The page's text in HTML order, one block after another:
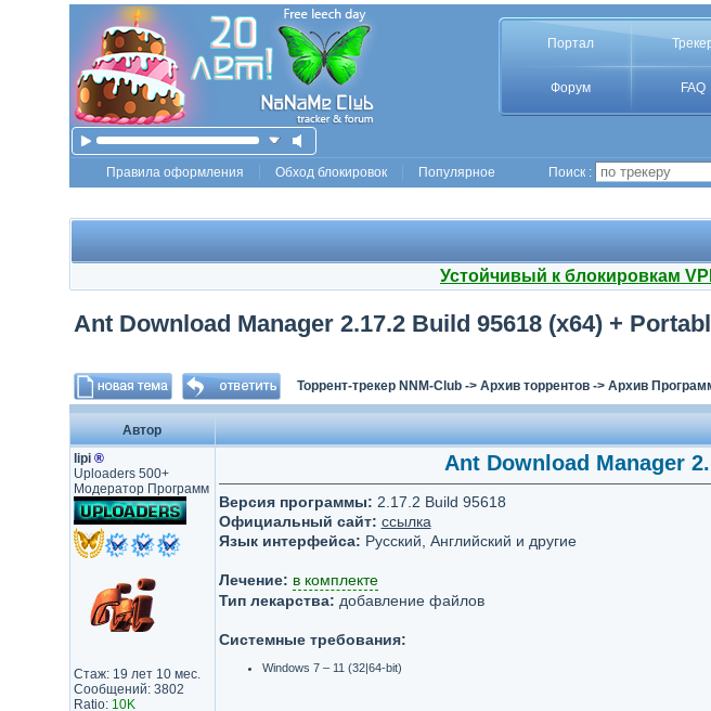
Портал
Форум FAQ
Правила оформления Обход блокировок Популярное Поиск :
Устойчивый к блокировкам
Ant Download Manager 2.17.2 Build 95618 (x64) +
Торрент-трекер NNM-Club-> Архив торрентов-> Архив
Автор
lipi ®
Uploaders 500+
Модератор Программ
Стаж: 19 лет 10 мес.
Сообщений: 3802
Ratio: 10K
Ant Download Manager
Версия программы: 2.17.2 Build 95618
Официальный сайт: ссылка
Язык интерфейса: Русский, Английский и другие
Лечение: в комплекте
Тип лекарства: добавление файлов
Системные требования:
Windows 7 – 11 (32|64-bit)